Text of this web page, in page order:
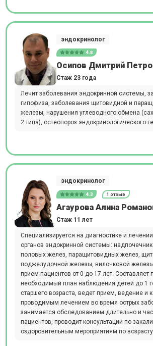
эндокринолог
4.8
Осипов Дмитрий
Стаж 23 года
Лечит заболевания эндокринной системы,
гипофиза, заболевания щитовидной и
железы, нарушения углеводного обмена
2 типа), остеопороз эндокринологического
эндокринолог
4.3 1 отзыв
Агаурова Алина
Стаж 11 лет
Специализируется на диагностике и
органов эндокринной системы:
половых желез, паращитовидных желез,
поджелудочной железы, вилочковой
прием пациентов от 0 до 17 лет. Составляет
необходимый план наблюдения детей до 1
старшего возраста, ведет прием, ведение и
проводимым лечением во время острых
занимается обследованием длительно и
пациентов, проводит консультации по
оздоровительным мероприятиям по